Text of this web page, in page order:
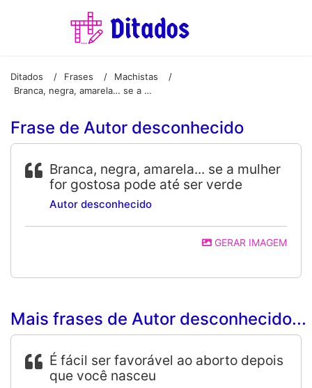
Ditados / Frases / Machistas
/
Branca, negra, amarela… se a mulher for gostosa pode até ser verde
Frase de Autor desconhecido
Branca, negra, amarela... se a mulher
for gostosa pode até ser verde
Autor desconhecido
GERAR IMAGEM
Mais frases de Autor desconhecido...
É fácil ser favorável ao aborto depois
que você nasceu